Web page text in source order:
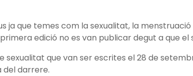
ja que temes com la sexualitat, la
edició no es van publicar degut a que
sexualitat que van ser escrites el 28 de
del darrere.